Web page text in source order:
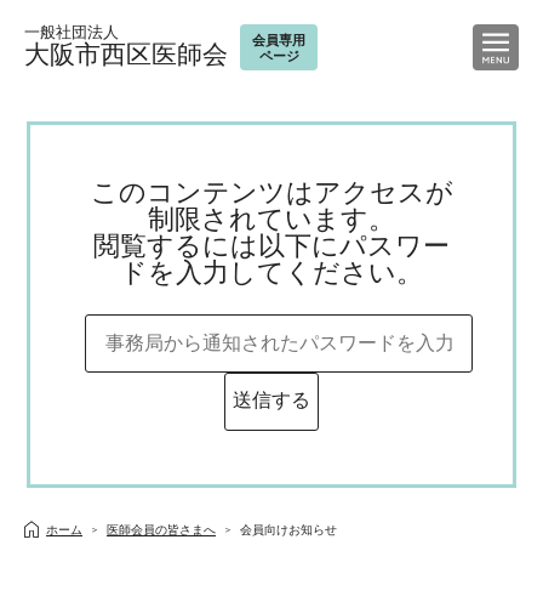
一般社団法人
大阪市西区医師会
会員専用
ページ
このコンテンツはアクセスが
制限されています。
閲覧するには以下にパスワー
ドを入力してください。
ホーム 医師会員の皆さまへ 会員向けお知らせ